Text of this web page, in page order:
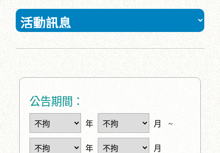
塊
:::
公告期間：
年 月 ~
年 月